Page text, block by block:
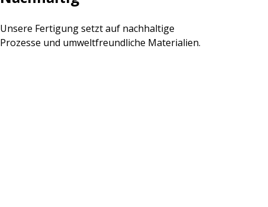
Unsere Fertigung setzt auf nachhaltige
Prozesse und umweltfreundliche Materialien.